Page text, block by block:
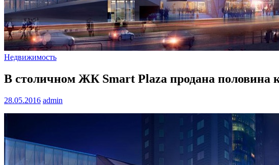
Недвижимость
В столичном ЖК Smart Plaza продана половина
28.05.2016 admin